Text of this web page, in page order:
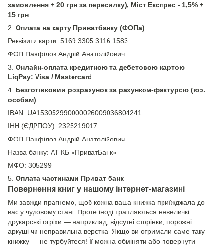
замовлення + 20 грн за пересилку), Міст Експрес - 1,5% +
15 грн
2. Оплата на карту Приватбанку (ФОПа)
Реквізити карти: 5169 3305 3116 1583
ФОП Панфілов Андрій Анатолійович
3. Онлайн-оплата кредитною та дебетовою картою
LiqPay: Visa / Mastercard
4. Безготівковий розрахунок за рахунком-фактурою (юр.
особам)
IBAN: UA153052990000026009036804241
ІНН (ЄДРПОУ): 2325219017
ФОП Панфілов Андрій Анатолійович
Назва банку: АТ КБ «ПриватБанк»
МФО: 305299
5. Оплата частинами Приват банк
Повернення книг у нашому інтернет-магазині
Ми завжди прагнемо, щоб кожна ваша книжка приїжджала до
вас у чудовому стані. Проте іноді трапляються невеличкі
друкарські огріхи — наприклад, відсутні сторінки, порожні
аркуші чи неправильна верстка. Якщо ви отримали саме таку
книжку — не турбуйтеся! Її можна обміняти або повернути